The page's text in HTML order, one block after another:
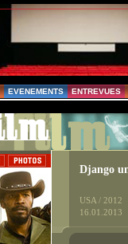
EVENEMENTS ENTREVUES
Django
USA / 2012
16.01.2013